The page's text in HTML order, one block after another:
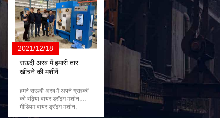
2021/12/18
सऊदी अरब में हमारी तार
खींचने की मशीनें
हमने सऊदी अरब में अपने ग्राहकों
को बढ़िया वायर ड्रॉइंग मशीन,
मीडियम वायर ड्रॉइंग मशीन,